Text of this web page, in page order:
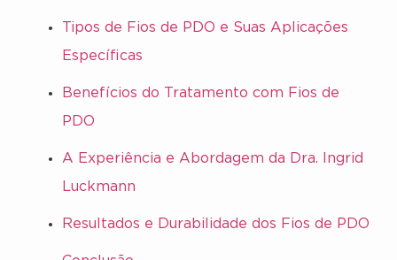
Tipos de Fios de PDO e Suas Aplicações
Específicas
Benefícios do Tratamento com Fios de
PDO
A Experiência e Abordagem da Dra. Ingrid
Luckmann
Resultados e Durabilidade dos Fios de PDO